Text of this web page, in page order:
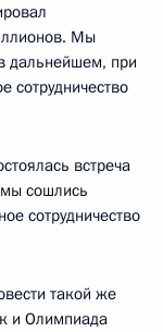
Мы
дальнейшем, при
сотрудничество
встреча
мы сошлись
сотрудничество
такой же
и Олимпиада